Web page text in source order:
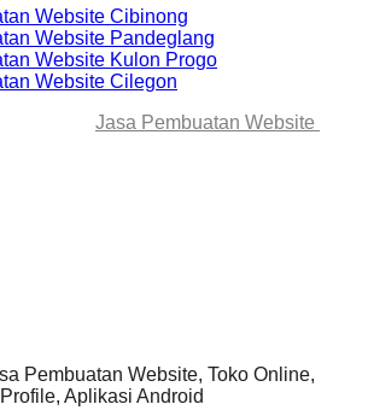
Website Cibinong
Website Pandeglang
Website Kulon Progo
Website Cilegon
Jasa Pembuatan Website
Pembuatan Website, Toko Online,
Aplikasi Android